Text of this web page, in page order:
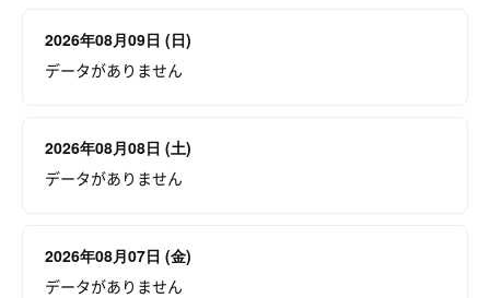
2026年08月09日 (日)
データがありません
2026年08月08日 (土)
データがありません
2026年08月07日 (金)
データがありません